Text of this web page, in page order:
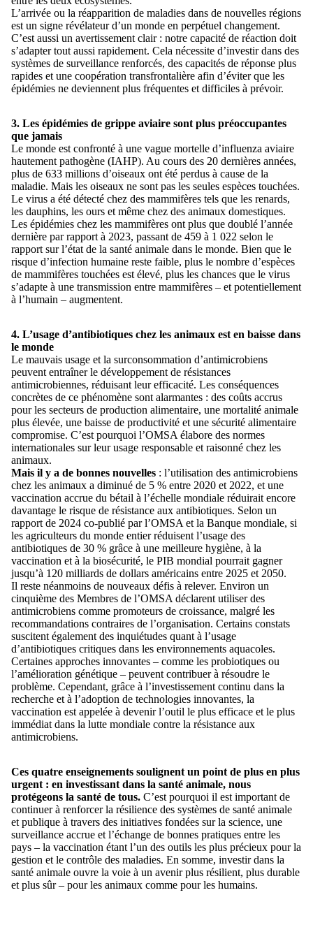
L’arrivée ou la réapparition de maladies dans de nouvelles régions
est un signe révélateur d’un monde en perpétuel changement.
C’est aussi un avertissement clair : notre capacité de réaction doit
s’adapter tout aussi rapidement. Cela nécessite d’investir dans des
systèmes de surveillance renforcés, des capacités de réponse plus
rapides et une coopération transfrontalière afin d’éviter que les
épidémies ne deviennent plus fréquentes et difficiles à prévoir.
3. Les épidémies de grippe aviaire sont plus préoccupantes
que jamais
Le monde est confronté à une vague mortelle d’influenza aviaire
hautement pathogène (IAHP). Au cours des 20 dernières années,
plus de 633 millions d’oiseaux ont été perdus à cause de la
maladie. Mais les oiseaux ne sont pas les seules espèces touchées.
Le virus a été détecté chez des mammifères tels que les renards,
les dauphins, les ours et même chez des animaux domestiques.
Les épidémies chez les mammifères ont plus que doublé l’année
dernière par rapport à 2023, passant de 459 à 1 022 selon le
rapport sur l’état de la santé animale dans le monde. Bien que le
risque d’infection humaine reste faible, plus le nombre d’espèces
de mammifères touchées est élevé, plus les chances que le virus
s’adapte à une transmission entre mammifères – et potentiellement
à l’humain – augmentent.
4. L’usage d’antibiotiques chez les animaux est en baisse dans
le monde
Le mauvais usage et la surconsommation d’antimicrobiens
peuvent entraîner le développement de résistances
antimicrobiennes, réduisant leur efficacité. Les conséquences
concrètes de ce phénomène sont alarmantes : des coûts accrus
pour les secteurs de production alimentaire, une mortalité animale
plus élevée, une baisse de productivité et une sécurité alimentaire
compromise. C’est pourquoi l’OMSA élabore des normes
internationales sur leur usage responsable et raisonné chez les
animaux.
Mais il y a de bonnes nouvelles : l’utilisation des antimicrobiens
chez les animaux a diminué de 5 % entre 2020 et 2022, et une
vaccination accrue du bétail à l’échelle mondiale réduirait encore
davantage le risque de résistance aux antibiotiques. Selon un
rapport de 2024 co-publié par l’OMSA et la Banque mondiale, si
les agriculteurs du monde entier réduisent l’usage des
antibiotiques de 30 % grâce à une meilleure hygiène, à la
vaccination et à la biosécurité, le PIB mondial pourrait gagner
jusqu’à 120 milliards de dollars américains entre 2025 et 2050.
Il reste néanmoins de nouveaux défis à relever. Environ un
cinquième des Membres de l’OMSA déclarent utiliser des
antimicrobiens comme promoteurs de croissance, malgré les
recommandations contraires de l’organisation. Certains constats
suscitent également des inquiétudes quant à l’usage
d’antibiotiques critiques dans les environnements aquacoles.
Certaines approches innovantes – comme les probiotiques ou
l’amélioration génétique – peuvent contribuer à résoudre le
problème. Cependant, grâce à l’investissement continu dans la
recherche et à l’adoption de technologies innovantes, la
vaccination est appelée à devenir l’outil le plus efficace et le plus
immédiat dans la lutte mondiale contre la résistance aux
antimicrobiens.
Ces quatre enseignements soulignent un point de plus en plus
urgent : en investissant dans la santé animale, nous
protégeons la santé de tous. C’est pourquoi il est important de
continuer à renforcer la résilience des systèmes de santé animale
et publique à travers des initiatives fondées sur la science, une
surveillance accrue et l’échange de bonnes pratiques entre les
pays – la vaccination étant l’un des outils les plus précieux pour la
gestion et le contrôle des maladies. En somme, investir dans la
santé animale ouvre la voie à un avenir plus résilient, plus durable
et plus sûr – pour les animaux comme pour les humains.